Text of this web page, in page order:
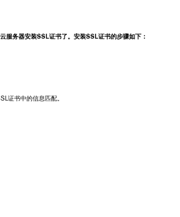
服务器安装SSL证书了。安装SSL证书的步骤如下：
证书中的信息匹配。